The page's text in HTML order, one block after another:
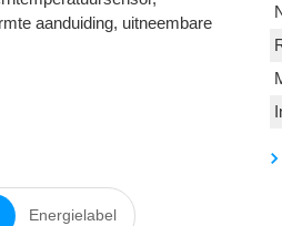
aanduiding, uitneembare
Energielabel